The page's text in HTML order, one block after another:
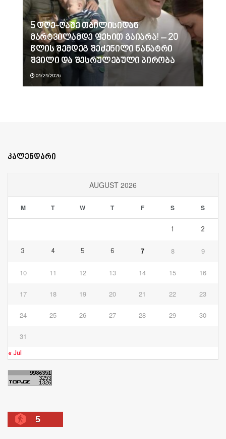
5 დღე-ღამე თბილისიდან
მარტვილამდე ფეხით გაიარა! – 20
წლის შემდეგ შეძენილი ნანატრი
შვილი და შესრულებული პირობა
04/24/2026
კალენდარი
AUGUST 2026
M T W T F S S
1 2
3 4 5 6 7 8 9
10 11 12 13 14 15 16
17 18 19 20 21 22 23
24 25 26 27 28 29 30
31
« Jul
5